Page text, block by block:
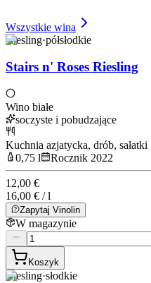
Wszystkie wina
Riesling·półsłodkie
Stairs n' Roses Riesling
Wino białe
soczyste i pobudzające
Kuchnia azjatycka, drób, sałatki
0,75 l
Rocznik 2022
12,00 €
16,00 € / l
Zapytaj Vinolin
W magazynie
Koszyk
Riesling·słodkie